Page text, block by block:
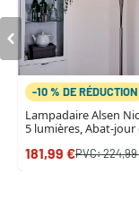
-10 % DE RÉDUCTION
Lampadaire Alsen
5 lumières, Abat-jour
181,99 €PVC: